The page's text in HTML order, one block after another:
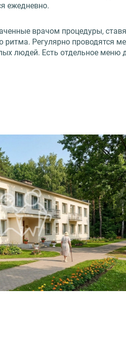
ежедневно.
врачом процедуры,
ритма. Регулярно проводятся
людей. Есть отдельное